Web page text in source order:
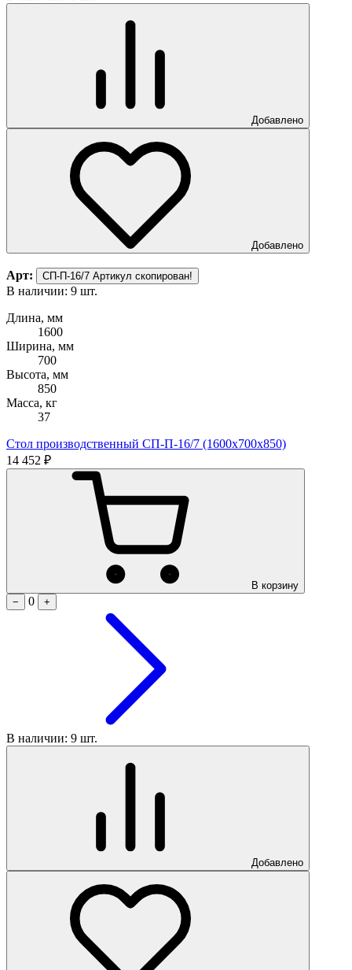
Добавлено
Добавлено
Арт: СП-П-16/7 Артикул скопирован!
В наличии: 9 шт.
Длина, мм
1600
Ширина, мм
700
Высота, мм
850
Масса, кг
37
Стол производственный СП-П-16/7 (1600х700х850)
14 452 ₽
В корзину
−
0 +
В наличии: 9 шт.
Добавлено